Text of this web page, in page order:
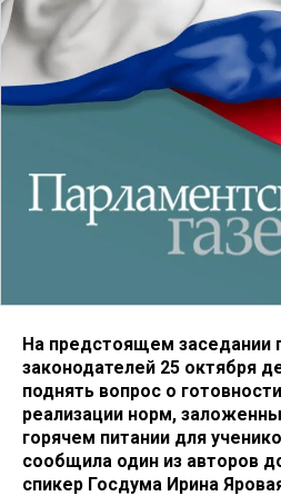
На предстоящем заседании
законодателей 25 октября
поднять вопрос о
реализации норм,
горячем питании для
сообщила один из авторов
спикер Госдума Ирина